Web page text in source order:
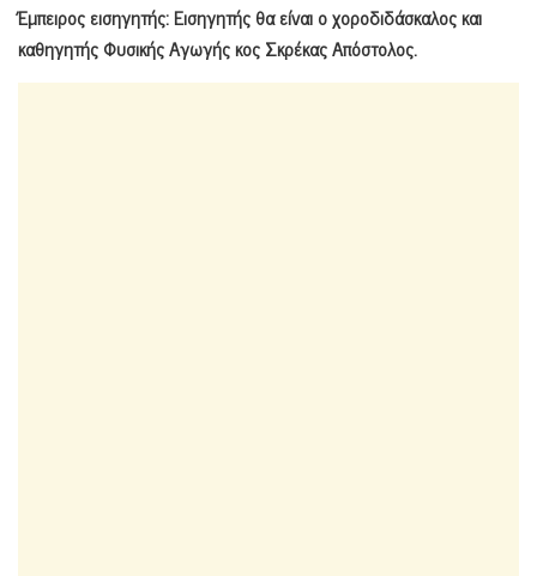
Έμπειρος εισηγητής:Εισηγητής θα είναι ο χοροδιδάσκαλος και
καθηγητής Φυσικής Αγωγής κος Σκρέκας Απόστολος.